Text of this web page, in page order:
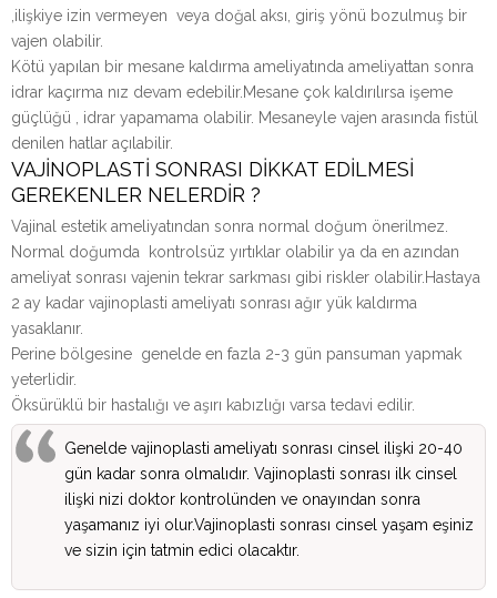
,ilişkiye izin vermeyen veya doğal aksı, giriş yönü bozulmuş bir
vajen olabilir.
Kötü yapılan bir mesane kaldırma ameliyatında ameliyattan sonra
idrar kaçırma nız devam edebilir.Mesane çok kaldırılırsa işeme
güçlüğü , idrar yapamama olabilir. Mesaneyle vajen arasında fistül
denilen hatlar açılabilir.
VAJİNOPLASTİ SONRASI DİKKAT EDİLMESİ
GEREKENLER NELERDİR ?
Vajinal estetik ameliyatından sonra normal doğum önerilmez.
Normal doğumda kontrolsüz yırtıklar olabilir ya da en azından
ameliyat sonrası vajenin tekrar sarkması gibi riskler olabilir.Hastaya
2 ay kadar vajinoplasti ameliyatı sonrası ağır yük kaldırma
yasaklanır.
Perine bölgesine genelde en fazla 2-3 gün pansuman yapmak
yeterlidir.
Öksürüklü bir hastalığı ve aşırı kabızlığı varsa tedavi edilir.
Genelde vajinoplasti ameliyatı sonrası cinsel ilişki 20-40
gün kadar sonra olmalıdır. Vajinoplasti sonrası ilk cinsel
ilişki nizi doktor kontrolünden ve onayından sonra
yaşamanız iyi olur.Vajinoplasti sonrası cinsel yaşam eşiniz
ve sizin için tatmin edici olacaktır.